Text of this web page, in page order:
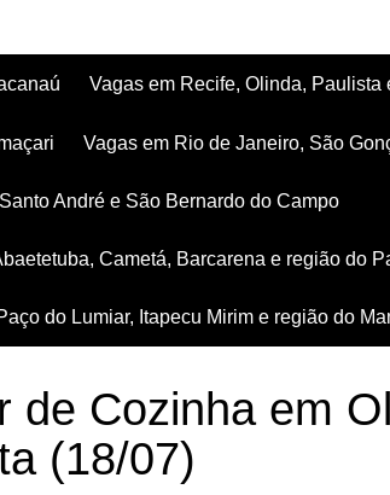
Vagas em Recife, Olinda, Paulista
Vagas em Rio de Janeiro, São
André e São Bernardo do Campo
Cametá, Barcarena e região do
do Lumiar, Itapecu Mirim e região do
de Cozinha em
(18/07)